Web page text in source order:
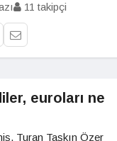
11 takipçi
euroları ne
Turan Taşkın Özer